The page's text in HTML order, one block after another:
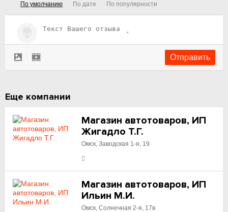
По умолчанию По дате По популярности
Еще компании
Магазин автотоваров, ИП
Жигадло Т.Г.
Омск, Заводская 1-я, 19
Магазин автотоваров, ИП
Ильин М.И.
Омск, Солнечная 2-я, 17в